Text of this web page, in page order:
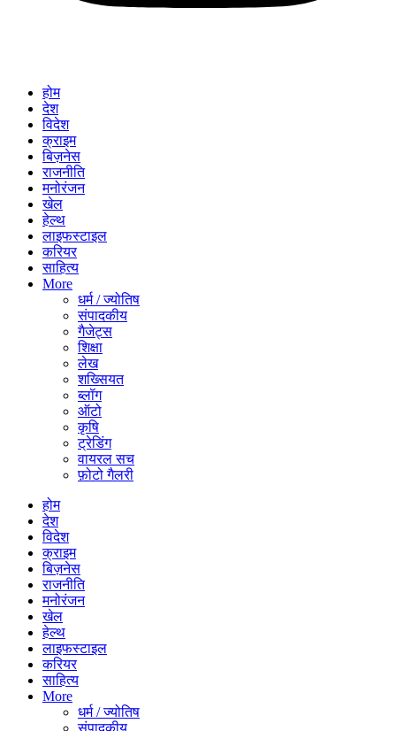
होम
देश
विदेश
क्राइम
बिज़नेस
राजनीति
मनोरंजन
खेल
हेल्थ
लाइफस्टाइल
करियर
साहित्य
More
धर्म / ज्योतिष
संपादकीय
गैजेट्स
शिक्षा
लेख
शख्सियत
ब्लॉग
ऑटो
कृषि
ट्रेडिंग
वायरल सच
फ़ोटो गैलरी
होम
देश
विदेश
क्राइम
बिज़नेस
राजनीति
मनोरंजन
खेल
हेल्थ
लाइफस्टाइल
करियर
साहित्य
More
धर्म / ज्योतिष
संपादकीय